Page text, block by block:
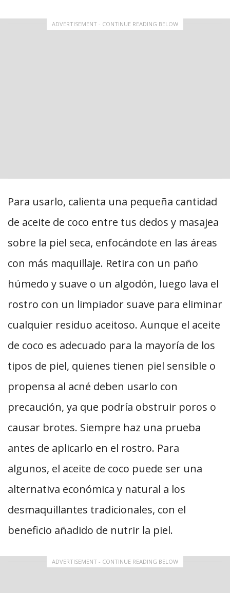
ADVERTISEMENT - CONTINUE READING BELOW
Para usarlo, calienta una pequeña cantidad
de aceite de coco entre tus dedos y masajea
sobre la piel seca, enfocándote en las áreas
con más maquillaje. Retira con un paño
húmedo y suave o un algodón, luego lava el
rostro con un limpiador suave para eliminar
cualquier residuo aceitoso. Aunque el aceite
de coco es adecuado para la mayoría de los
tipos de piel, quienes tienen piel sensible o
propensa al acné deben usarlo con
precaución, ya que podría obstruir poros o
causar brotes. Siempre haz una prueba
antes de aplicarlo en el rostro. Para
algunos, el aceite de coco puede ser una
alternativa económica y natural a los
desmaquillantes tradicionales, con el
beneficio añadido de nutrir la piel.
ADVERTISEMENT - CONTINUE READING BELOW